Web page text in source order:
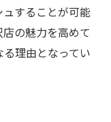
することが可能
の魅力を高めて
理由となってい